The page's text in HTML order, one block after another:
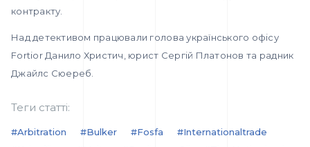
контракту.
Над детективом працювали голова українського офісу
Fortior Данило Христич, юрист Сергій Платонов та радник
Джайлс Сюереб.
Теги статті:
#arbitration #bulker #fosfa
#internationaltrade